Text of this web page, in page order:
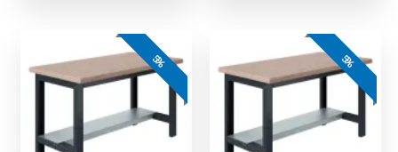
5%
prix
initial
était :
183,00 €.
prix
actuel
174,00 €.
5%
prix
initial
était :
252,00 €.
prix
actuel
239,00 €.